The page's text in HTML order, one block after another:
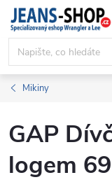
Přejít
obsah
Mikiny
GAP
logem